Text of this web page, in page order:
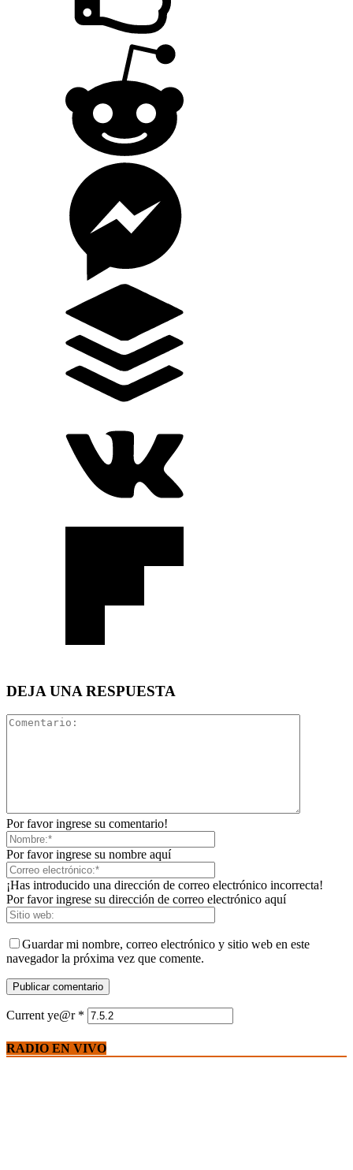
DEJA UNA RESPUESTA
Por favor ingrese su comentario!
Por favor ingrese su nombre aquí
¡Has introducido una dirección de correo electrónico incorrecta!
Por favor ingrese su dirección de correo electrónico aquí
Guardar mi nombre, correo electrónico y sitio web en este
navegador la próxima vez que comente.
Current ye@r *
RADIO EN VIVO